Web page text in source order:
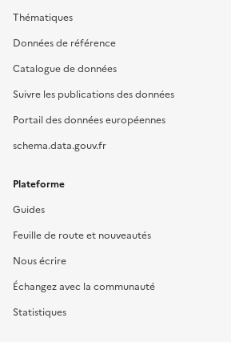
Thématiques
Données de référence
Catalogue de données
Suivre les publications des données
Portail des données européennes
schema.data.gouv.fr
Plateforme
Guides
Feuille de route et nouveautés
Nous écrire
Échangez avec la communauté
Statistiques